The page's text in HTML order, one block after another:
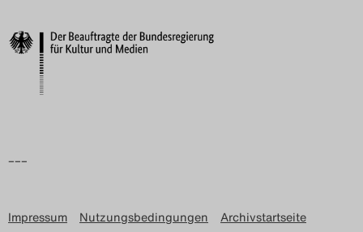
–––
Impressum Nutzungsbedingungen
Archivstartseite